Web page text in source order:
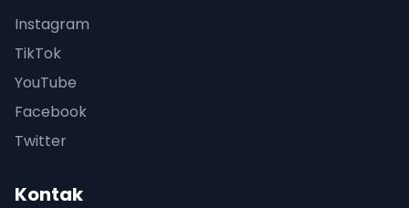
Instagram
TikTok
YouTube
Facebook
Twitter
Kontak